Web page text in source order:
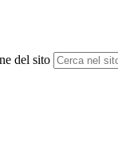
del sito